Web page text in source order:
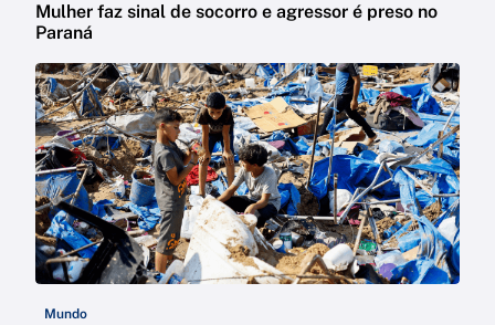
Mulher faz sinal de socorro e agressor é preso no
Paraná
Mundo